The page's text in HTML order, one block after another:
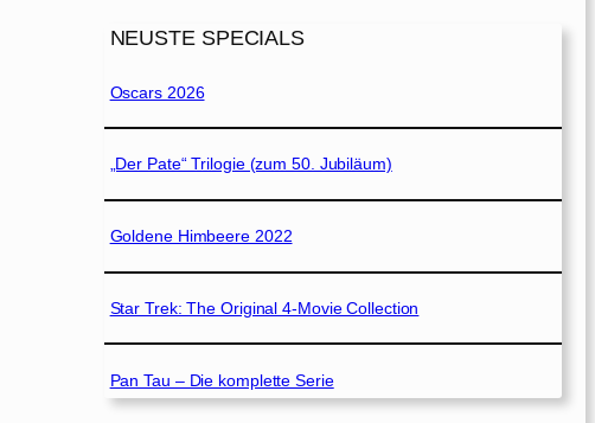
NEUSTE SPECIALS
Oscars 2026
„Der Pate“ Trilogie (zum 50. Jubiläum)
Goldene Himbeere 2022
Star Trek: The Original 4-Movie Collection
Pan Tau – Die komplette Serie